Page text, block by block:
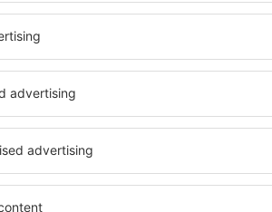
oferte în Lamotte-Beuvron
Lamotte-
cazare